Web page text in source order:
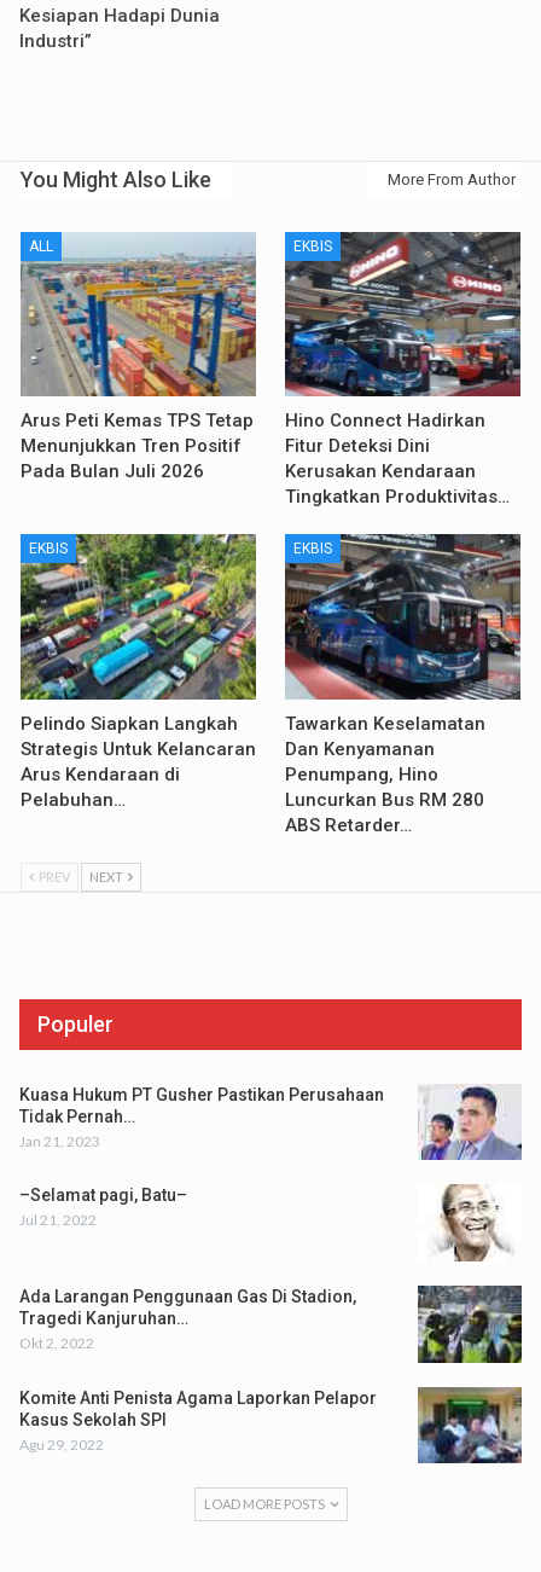
Kesiapan Hadapi Dunia
Industri”
You Might Also Like More From Author
ALL
Arus Peti Kemas TPS Tetap
Menunjukkan Tren Positif
Pada Bulan Juli 2026
EKBIS
Hino Connect Hadirkan
Fitur Deteksi Dini
Kerusakan Kendaraan
Tingkatkan Produktivitas…
EKBIS
Pelindo Siapkan Langkah
Strategis Untuk Kelancaran
Arus Kendaraan di
Pelabuhan…
EKBIS
Tawarkan Keselamatan
Dan Kenyamanan
Penumpang, Hino
Luncurkan Bus RM 280
ABS Retarder…
PREV NEXT
Populer
Kuasa Hukum PT Gusher Pastikan Perusahaan
Tidak Pernah…
Jan 21, 2023
–Selamat pagi, Batu–
Jul 21, 2022
Ada Larangan Penggunaan Gas Di Stadion,
Tragedi Kanjuruhan…
Okt 2, 2022
Komite Anti Penista Agama Laporkan Pelapor
Kasus Sekolah SPI
Agu 29, 2022
LOAD MORE POSTS